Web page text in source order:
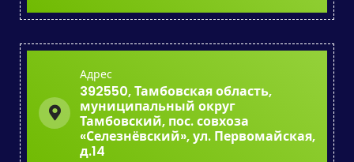
Адрес
392550, Тамбовская область,
муниципальный округ
Тамбовский, пос. совхоза
«Селезнёвский», ул. Первомайская,
д.14